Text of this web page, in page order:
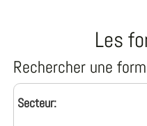
Les
Rechercher une
Secteur: